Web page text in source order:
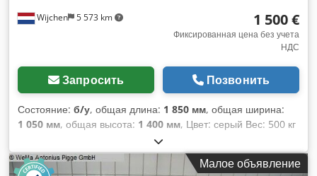
Wijchen 5 573 km 1 500 €
Фиксированная цена без учета
НДС
Запросить Позвонить
Состояние: б/у, общая длина: 1 850 мм, общая ширина:
1 050 мм, общая высота: 1 400 мм, Цвет: серый Вес: 500 кг
Станок для резки ячеистых материалов Harwi 130 45
градусов 5,5 кВт - Документация: отсутствует - Сертификат
CE: отсутствует - Серийный номер: 130 S - Мощность
Малое объявление